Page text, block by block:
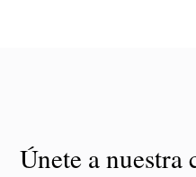
Únete a nuestra